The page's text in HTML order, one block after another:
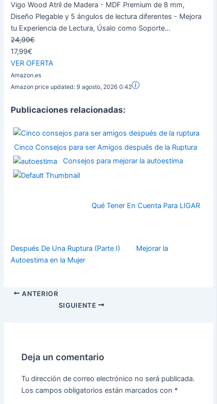
Vigo Wood Atril de Madera - MDF Premium de 8 mm,
Diseño Plegable y 5 ángulos de lectura diferentes - Mejora
tu Experiencia de Lectura, Úsalo como Soporte...
24,99€
17,99€
VER OFERTA
Amazon.es
Amazon price updated:9 agosto, 2026 0:42
Publicaciones relacionadas:
Cinco Consejos para ser Amigos después de la Ruptura
Consejos para mejorar la autoestima
Qué Tener En Cuenta Para LIGAR
Después De Una Ruptura (Parte I)
Mejorar la
Autoestima en la Mujer
ANTERIOR
SIGUIENTE
Deja un comentario
Tu dirección de correo electrónico no será publicada.
Los campos obligatorios están marcados con *